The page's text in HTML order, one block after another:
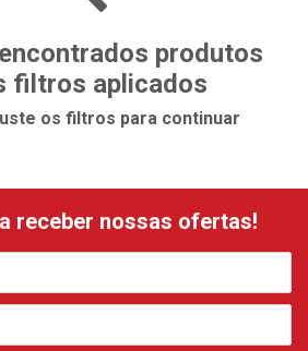
produtos
filtros aplicados
os filtros para continuar
receber nossas ofertas!